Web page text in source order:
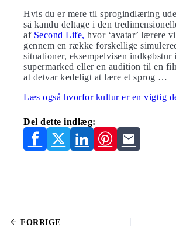
Hvis du er mere til sprogindlæring
så kandu deltage i den
af ​​ Second Life, hvor ‘avatar’ lærere
gennem en række forskellige
situationer, eksempelvisen indkøbstur
supermarked eller en audition til en
at detvar kedeligt at lære et sprog …
Læs også hvorfor kultur er en vigtig
Del dette indlæg:
FORRIGE